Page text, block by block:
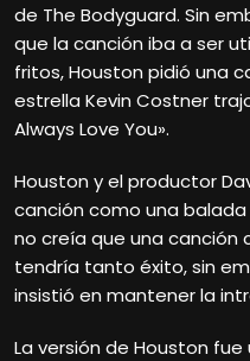
de The Bodyguard. Sin
que la canción iba a ser
fritos, Houston pidió una
estrella Kevin Costner
Always Love You».
Houston y el productor
canción como una
no creía que una canción
tendría tanto éxito, sin
insistió en mantener la
La versión de Houston